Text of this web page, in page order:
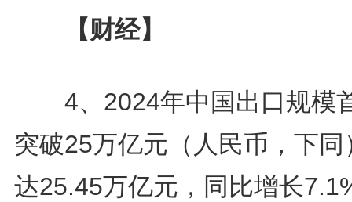
【财经】
4、2024年中国出口规模
突破25万亿元（人民币，下同
达25.45万亿元，同比增长